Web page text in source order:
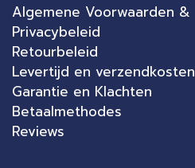
Algemene Voorwaarden &
Privacybeleid
Retourbeleid
Levertijd en verzendkosten
Garantie en Klachten
Betaalmethodes
Reviews